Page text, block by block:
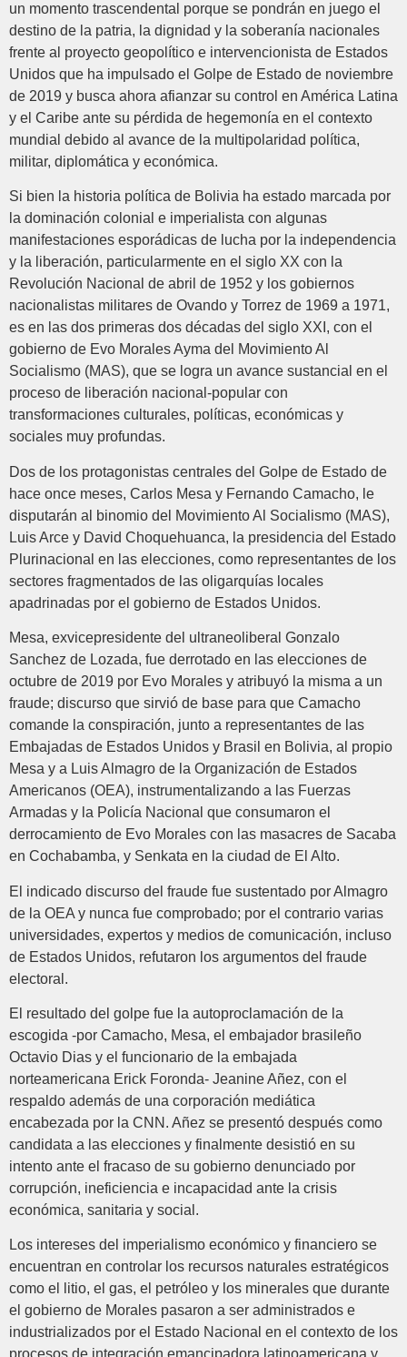
un momento trascendental porque se pondrán en juego el
destino de la patria, la dignidad y la soberanía nacionales
frente al proyecto geopolítico e intervencionista de Estados
Unidos que ha impulsado el Golpe de Estado de noviembre
de 2019 y busca ahora afianzar su control en América Latina
y el Caribe ante su pérdida de hegemonía en el contexto
mundial debido al avance de la multipolaridad política,
militar, diplomática y económica.
Si bien la historia política de Bolivia ha estado marcada por
la dominación colonial e imperialista con algunas
manifestaciones esporádicas de lucha por la independencia
y la liberación, particularmente en el siglo XX con la
Revolución Nacional de abril de 1952 y los gobiernos
nacionalistas militares de Ovando y Torrez de 1969 a 1971,
es en las dos primeras dos décadas del siglo XXI, con el
gobierno de Evo Morales Ayma del Movimiento Al
Socialismo (MAS), que se logra un avance sustancial en el
proceso de liberación nacional-popular con
transformaciones culturales, políticas, económicas y
sociales muy profundas.
Dos de los protagonistas centrales del Golpe de Estado de
hace once meses, Carlos Mesa y Fernando Camacho, le
disputarán al binomio del Movimiento Al Socialismo (MAS),
Luis Arce y David Choquehuanca, la presidencia del Estado
Plurinacional en las elecciones, como representantes de los
sectores fragmentados de las oligarquías locales
apadrinadas por el gobierno de Estados Unidos.
Mesa, exvicepresidente del ultraneoliberal Gonzalo
Sanchez de Lozada, fue derrotado en las elecciones de
octubre de 2019 por Evo Morales y atribuyó la misma a un
fraude; discurso que sirvió de base para que Camacho
comande la conspiración, junto a representantes de las
Embajadas de Estados Unidos y Brasil en Bolivia, al propio
Mesa y a Luis Almagro de la Organización de Estados
Americanos (OEA), instrumentalizando a las Fuerzas
Armadas y la Policía Nacional que consumaron el
derrocamiento de Evo Morales con las masacres de Sacaba
en Cochabamba, y Senkata en la ciudad de El Alto.
El indicado discurso del fraude fue sustentado por Almagro
de la OEA y nunca fue comprobado; por el contrario varias
universidades, expertos y medios de comunicación, incluso
de Estados Unidos, refutaron los argumentos del fraude
electoral.
El resultado del golpe fue la autoproclamación de la
escogida -por Camacho, Mesa, el embajador brasileño
Octavio Dias y el funcionario de la embajada
norteamericana Erick Foronda- Jeanine Añez, con el
respaldo además de una corporación mediática
encabezada por la CNN. Añez se presentó después como
candidata a las elecciones y finalmente desistió en su
intento ante el fracaso de su gobierno denunciado por
corrupción, ineficiencia e incapacidad ante la crisis
económica, sanitaria y social.
Los intereses del imperialismo económico y financiero se
encuentran en controlar los recursos naturales estratégicos
como el litio, el gas, el petróleo y los minerales que durante
el gobierno de Morales pasaron a ser administrados e
industrializados por el Estado Nacional en el contexto de los